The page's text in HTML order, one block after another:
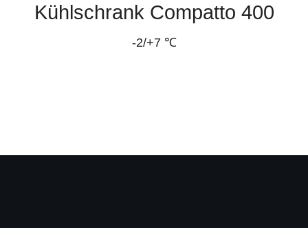
Kühlschrank Compatto 400
-2/+7 ℃